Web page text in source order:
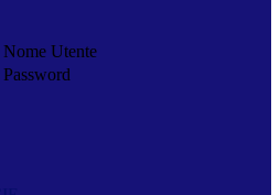
Nome Utente
Password